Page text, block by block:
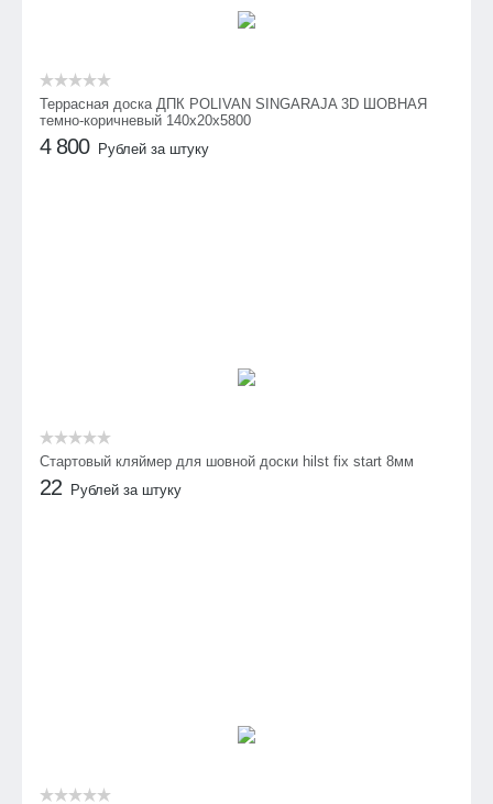
Террасная доска ДПК POLIVAN SINGARAJA 3D ШОВНАЯ
темно-коричневый 140х20х5800
4 800 Рублей за штуку
Стартовый кляймер для шовной доски hilst fix start 8мм
22 Рублей за штуку